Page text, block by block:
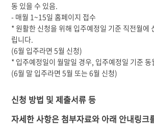
동 있을 수 있음.
- 매월 1~15일 홈페이지 접수
* 원활한 신청을 위해 입주예정일 기준 직전월에
립니다.
(6월 입주라면 5월 신청)
* 입주예정일이 월말일 경우, 입주예정일 기준
(6월 말 입주라면 5월 또는 6월 신청)
신청 방법 및 제출서류 등
자세한 사항은 첨부자료와 아래 안내링크